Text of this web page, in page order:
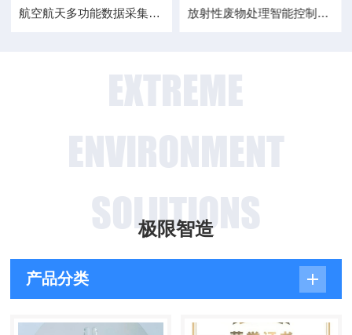
航空航天多功能数据采集模块 放射性废物处理智能控制系统
EXTREME
ENVIRONMENT
SOLUTIONS
极限智造
产品分类